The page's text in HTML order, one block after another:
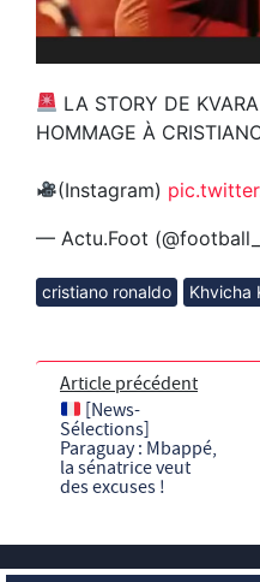
LA STORY DE KVARA
HOMMAGE À
(Instagram)
— Actu.Foot
cristiano ronaldo Khvicha
Article précédent
[News-
Sélections]
Paraguay : Mbappé,
la sénatrice veut
des excuses !